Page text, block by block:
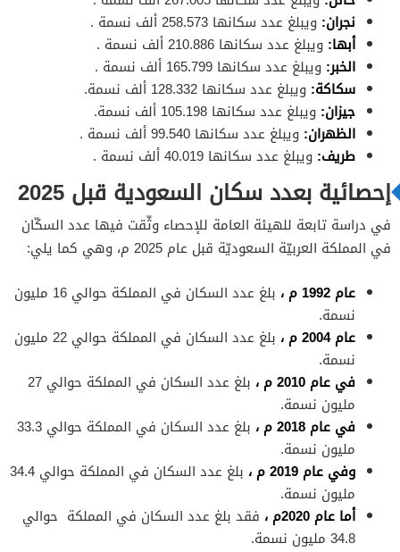
نجران: ويبلغ عدد سكانها 258.573 ألف نسمة .
أبها: ويبلغ عدد سكانها 210.886 ألف نسمة .
الخبر: ويبلغ عدد سكانها 165.799 ألف نسمة .
سكاكة: ويبلغ عدد سكانها 128.332 ألف نسمة.
جيزان: ويبلغ عدد سكانها 105.198 ألف نسمة.
الظهران: ويبلغ عدد سكانها 99.540 ألف نسمة .
طريف: ويبلغ عدد سكانها 40.019 ألف نسمة .
إحصائية بعدد سكان السعودية قبل 2025
في دراسة تابعة للهيئة العامة للإحصاء وثّقت فيها عدد السكّان
في المملكة العربيّة السعوديّة قبل عام 2025 م، وهي كما يلي:
عام 1992 م ،
بلغ عدد السكان في المملكة حوالي 16 مليون
نسمة.
عام 2004 م ،
بلغ عدد السكان في المملكة حوالي 22 مليون
نسمة.
في عام 2010 م ،
بلغ عدد السكان في المملكة حوالي 27
مليون نسمة.
في عام 2018 م ،
بلغ عدد السكان في المملكة حوالي 33.3
مليون نسمة.
وفي عام 2019 م ،
بلغ عدد السكان في المملكة حوالي 34.4
مليون نسمة.
أما عام 2020م ،
فقد بلغ عدد السكان في المملكة حوالي
34.8 مليون نسمة.